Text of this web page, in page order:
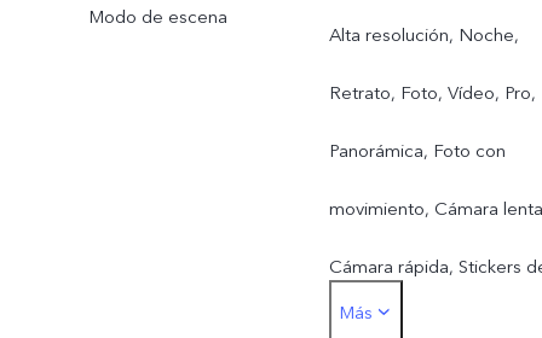
Modo de escena
Alta resolución, Noche,
Retrato, Foto, Vídeo, Pro,
Panorámica, Foto con
movimiento, Cámara
Cámara rápida, Stickers
realidad aumentada,
Más